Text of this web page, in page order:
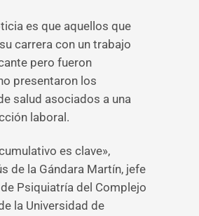
es que aquellos que
carrera con un trabajo
pero fueron
presentaron los
salud asociados a una
laboral.
es clave»,
de la Gándara Martín, jefe
Psiquiatría del Complejo
la Universidad de